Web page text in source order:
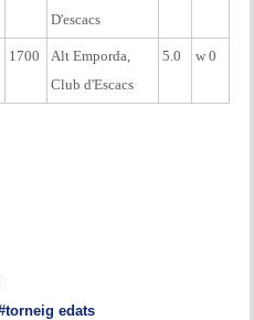
D'escacs
1700
Alt Emporda,
Club d'Escacs
5.0 w 0
torneig edats